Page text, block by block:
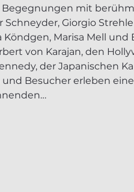
Begegnungen mit
Schneyder, Giorgio
Marisa Mell und
von Karajan, den
der Japanischen
Besucher erleben